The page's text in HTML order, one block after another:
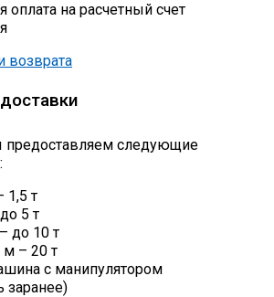
оплата на расчетный счет
возврата
предоставляем следующие
1,5 т
5 т
до 10 т
– 20 т
с манипулятором
заранее)